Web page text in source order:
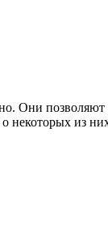
Они позволяют
некоторых из